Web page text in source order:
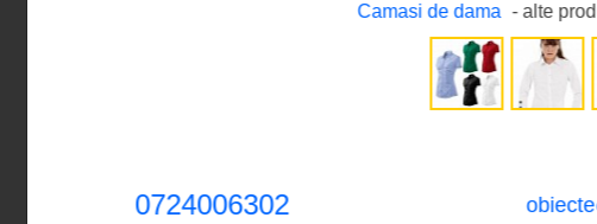
Camasi de dama - alte
0724006302